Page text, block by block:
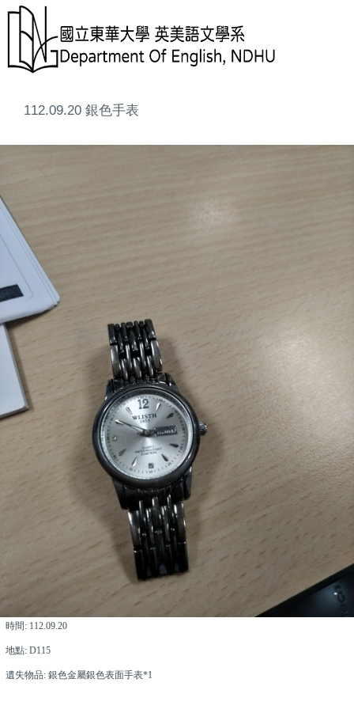
112.09.20 銀色手表
時間: 112.09.20
地點: D115
遺失物品: 銀色金屬銀色表面手表*1